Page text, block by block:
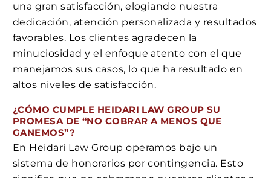
una gran satisfacción, elogiando nuestra
dedicación, atención personalizada y resultados
favorables. Los clientes agradecen la
minuciosidad y el enfoque atento con el que
manejamos sus casos, lo que ha resultado en
altos niveles de satisfacción.
¿CÓMO CUMPLE HEIDARI LAW GROUP SU
PROMESA DE “NO COBRAR A MENOS QUE
GANEMOS”?
En Heidari Law Group operamos bajo un
sistema de honorarios por contingencia. Esto